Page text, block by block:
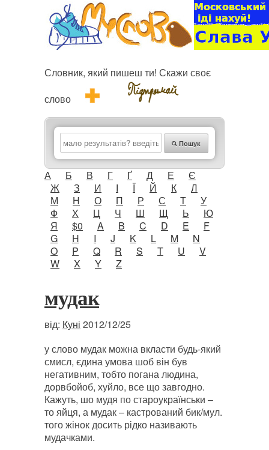
Словник, який пишеш ти! Скажи своє
слово
Пошук
А Б В Г Ґ Д Е
Є
Ж
З И І Ї Й К
Л
М
Н О П Р С Т
У
Ф
Х Ц Ч Ш Щ Ь
Ю
Я
$0 A B C D E
F
G
H I J K L M
N
O
P Q R S T U
V
W
X Y Z
мудак
від: Куні 2012/12/25
у слово мудак можна вкласти будь-який
смисл, єдина умова шоб він був
негативним, тобто погана людина,
дорвбойоб, хуйло, все що завгодно.
Кажуть, шо мудя по староукраїнськи –
то яйця, а мудак – кастрований бик/мул.
того жінок досить рідко називають
мудачками.